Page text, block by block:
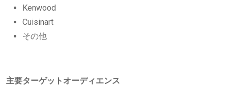
Kenwood
Cuisinart
その他
主要ターゲットオーディエンス